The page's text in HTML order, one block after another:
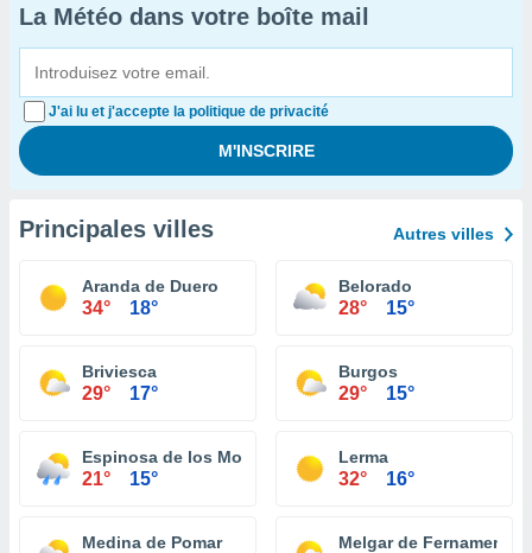
La Météo dans votre boîte mail
J'ai lu et j'accepte la politique de privacité
Principales villes Autres villes
Aranda de Duero
34° 18°
Belorado
28° 15°
Briviesca
29° 17°
Burgos
29° 15°
Espinosa de los Monteros
21° 15°
Lerma
32° 16°
Medina de Pomar Melgar de Fernamental